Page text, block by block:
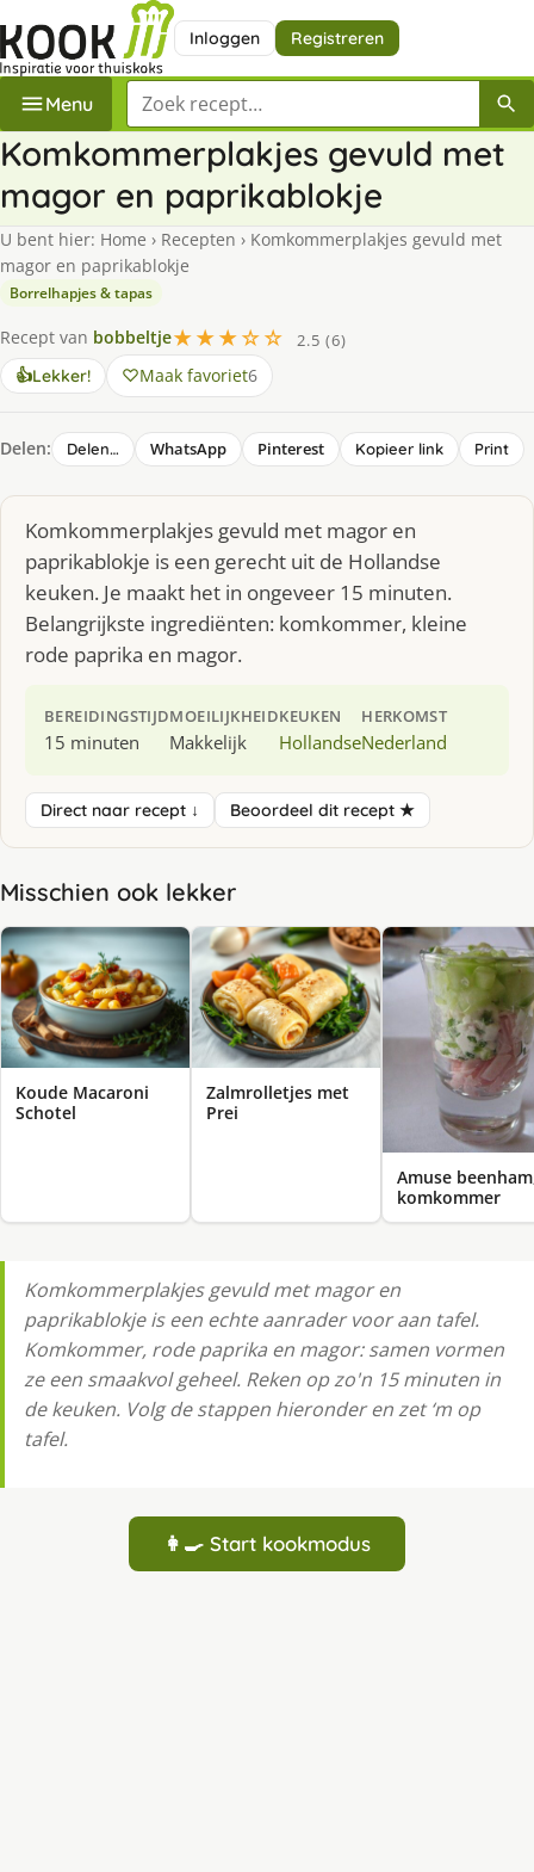
Inloggen Registreren
Menu Zoek een recept
Komkommerplakjes gevuld met
magor en paprikablokje
U bent hier: Home › Recepten › Komkommerplakjes gevuld met
magor en paprikablokje
Borrelhapjes & tapas
Recept van bobbeltje★★★☆☆
2.5 (6)
👍Lekker! Maak favoriet6
Delen: Delen… WhatsApp Pinterest Kopieer link Print
Komkommerplakjes gevuld met magor en
paprikablokje is een gerecht uit de Hollandse
keuken. Je maakt het in ongeveer 15 minuten.
Belangrijkste ingrediënten: komkommer, kleine
rode paprika en magor.
BEREIDINGSTIJD
15 minuten
MOEILIJKHEID
Makkelijk
KEUKEN
Hollandse
HERKOMST
Nederland
Direct naar recept ↓ Beoordeel dit recept ★
Misschien ook lekker
Koude Macaroni
Schotel
Zalmrolletjes met
Prei
Amuse
komkommer
Komkommerplakjes gevuld met magor en
paprikablokje is een echte aanrader voor aan tafel.
Komkommer, rode paprika en magor: samen vormen
ze een smaakvol geheel. Reken op zo'n 15 minuten in
de keuken. Volg de stappen hieronder en zet ‘m op
tafel.
👩‍🍳 Start kookmodus